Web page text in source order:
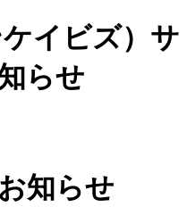
イビズ）サ
らせ
知らせ